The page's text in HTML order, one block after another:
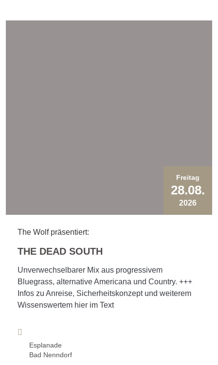
Freitag
28.08.
2026
The Wolf präsentiert:
THE DEAD SOUTH
Unverwechselbarer Mix aus progressivem
Bluegrass, alternative Americana und Country. +++
Infos zu Anreise, Sicherheitskonzept und weiterem
Wissenswertem hier im Text
Esplanade
Bad Nenndorf